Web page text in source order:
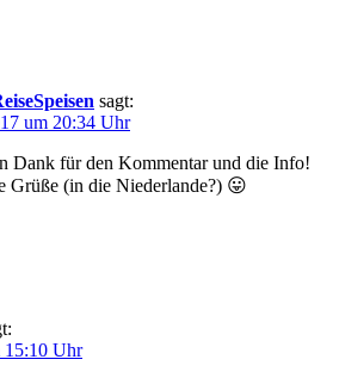
sagt:
um 20:34 Uhr
Dank für den Kommentar und die Info!
Grüße (in die Niederlande?) 😛
15:10 Uhr